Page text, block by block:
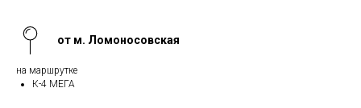
от м. Ломоносовская
на маршрутке
К-4 МЕГА